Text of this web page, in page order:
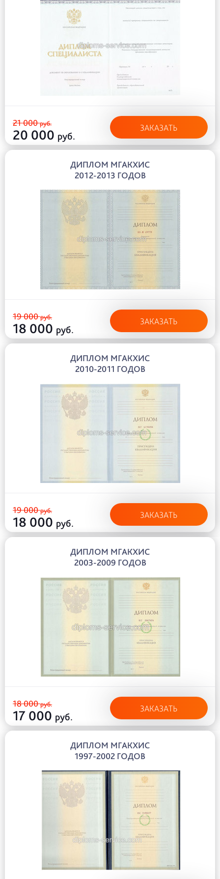
21 000руб.
20 000 руб.
ЗАКАЗАТЬ
ДИПЛОМ МГАКХИС
2012-2013 ГОДОВ
19 000руб.
18 000 руб.
ЗАКАЗАТЬ
ДИПЛОМ МГАКХИС
2010-2011 ГОДОВ
19 000руб.
18 000 руб.
ЗАКАЗАТЬ
ДИПЛОМ МГАКХИС
2003-2009 ГОДОВ
18 000руб.
17 000 руб.
ЗАКАЗАТЬ
ДИПЛОМ МГАКХИС
1997-2002 ГОДОВ